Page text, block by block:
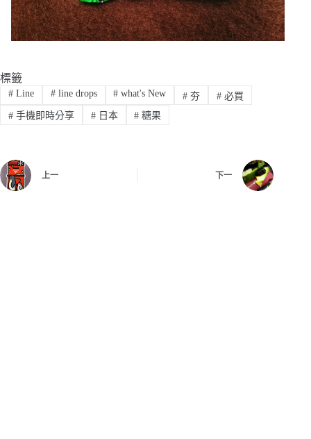
標籤
#Line #line drops # what's New # 夯 # 必買
#手機即時分享 #日本 # 糖果
上一 下一